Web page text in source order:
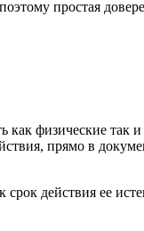
простая
как физические так и
прямо в
действия ее